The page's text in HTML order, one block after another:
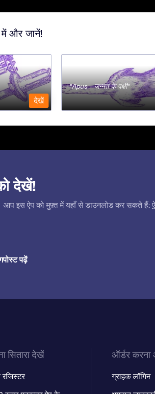
में और जानें!
देखें
Apus - जन्नत के पक्षी
देखें!
आप इस ऐप को मुफ़्त में यहाँ से डाउनलोड कर सकते हैं:
पढ़ें
सितारा देखें
रजिस्टर
ऑर्डर करना
ग्राहक लॉगिन